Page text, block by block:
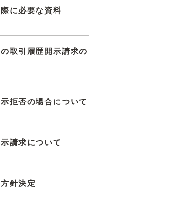
に必要な資料
取引履歴開示請求の
拒否の場合について
請求について
針決定